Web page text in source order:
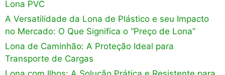
Lona PVC
A Versatilidade da Lona de Plástico e seu Impacto
no Mercado: O Que Significa o “Preço de Lona”
Lona de Caminhão: A Proteção Ideal para
Transporte de Cargas